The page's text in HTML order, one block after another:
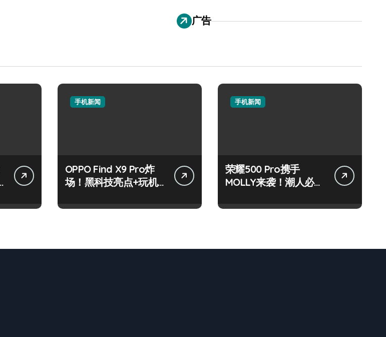
广告
手机新闻
OPPO Find X9 Pro炸
场！黑科技亮点+玩机
手机新闻
荣耀500 Pro携手
MOLLY来袭！潮人必看